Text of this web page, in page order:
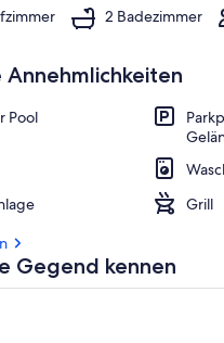
2 Badezimmer
Annehmlichkeiten
Pool
Grill
Gegend kennen